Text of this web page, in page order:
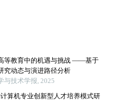
等教育中的机遇与挑战 ——基于
究动态与演进路径分析
与技术学报, 2025
算机专业创新型人才培养模式研